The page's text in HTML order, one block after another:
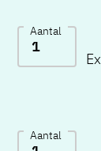
Aantal
Aantal